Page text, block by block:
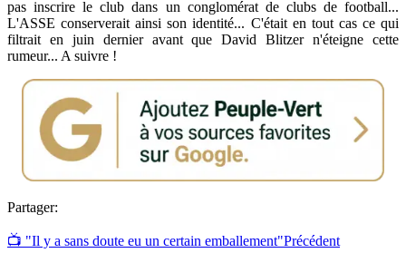
pas inscrire le club dans un conglomérat de clubs de football...
L'ASSE conserverait ainsi son identité... C'était en tout cas ce qui
filtrait en juin dernier avant que David Blitzer n'éteigne cette
rumeur... A suivre !
Partager:
📺 "Il y a sans doute eu un certain emballement"Précédent